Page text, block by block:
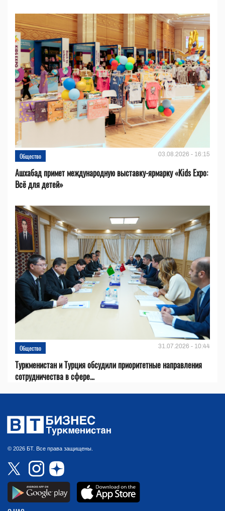
Общество 03.08.2026 - 16:15
Ашхабад примет международную выставку-ярмарку «Kids Expo:
Всё для детей»
Общество 31.07.2026 - 10:44
Туркменистан и Турция обсудили приоритетные направления
сотрудничества в сфере...
© 2026 БТ. Все права защищены.